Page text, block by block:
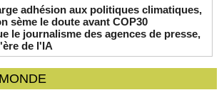
adhésion aux politiques climatiques,
sème le doute avant COP30
le journalisme des agences de presse,
de l'IA